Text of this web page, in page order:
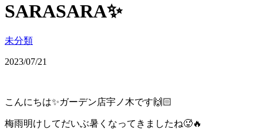
SARASARA✨️
未分類
2023/07/21
こんにちは✨️ガーデン店宇ノ木です🙌🏻
梅雨明けしてだいぶ暑くなってきましたね🥵🔥